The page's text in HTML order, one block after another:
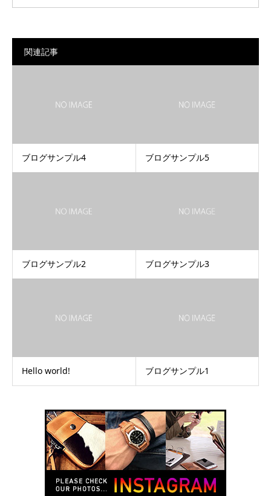
関連記事
ブログサンプル4 ブログサンプル5
ブログサンプル2 ブログサンプル3
Hello world! ブログサンプル1